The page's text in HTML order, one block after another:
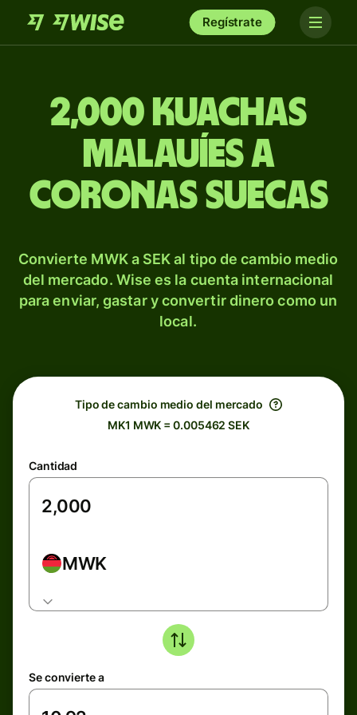
Regístrate
2,000 kuachas
malauíes a
coronas suecas
Convierte MWK a SEK al tipo de cambio medio
del mercado. Wise es la cuenta internacional
para enviar, gastar y convertir dinero como un
local.
Tipo de cambio medio del mercado
MK1 MWK = 0.005462 SEK
Cantidad
MWK
Se convierte a